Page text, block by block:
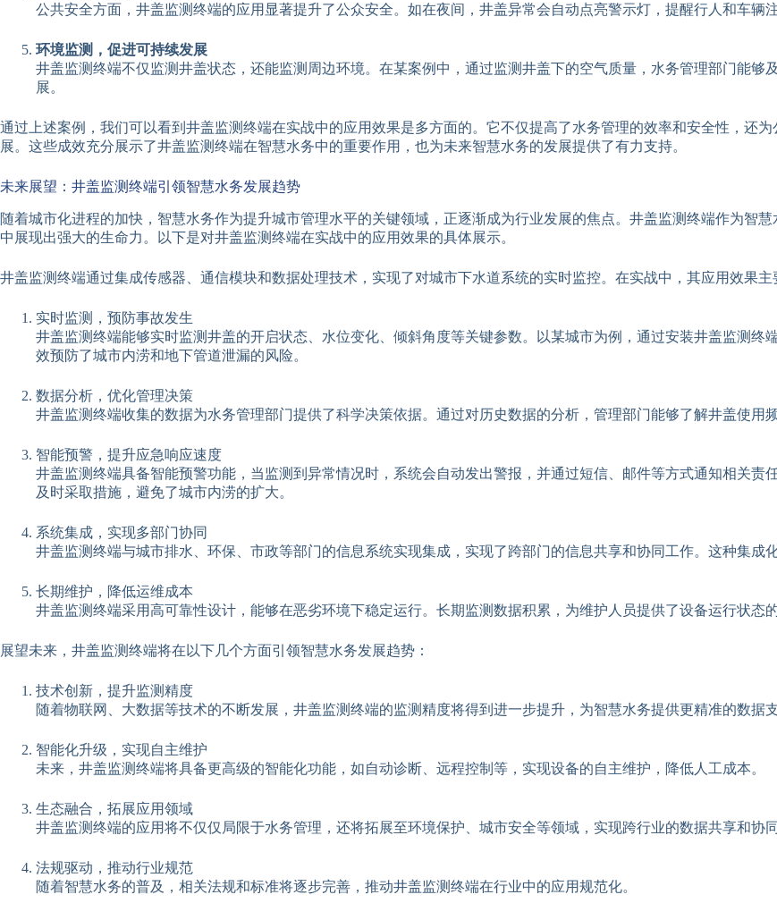
公共安全方面，井盖监测终端的应用显著提升了公众安全。如在夜间，井盖异常会自动点亮警示灯，提醒行人和车辆
环境监测，促进可持续发展
井盖监测终端不仅监测井盖状态，还能监测周边环境。在某案例中，通过监测井盖下的空气质量，水务管理部门能
展。
通过上述案例，我们可以看到井盖监测终端在实战中的应用效果是多方面的。它不仅提高了水务管理的效率和安全性，还
展。这些成效充分展示了井盖监测终端在智慧水务中的重要作用，也为未来智慧水务的发展提供了有力支持。
未来展望：井盖监测终端引领智慧水务发展趋势
随着城市化进程的加快，智慧水务作为提升城市管理水平的关键领域，正逐渐成为行业发展的焦点。井盖监测终端作为智
中展现出强大的生命力。以下是对井盖监测终端在实战中的应用效果的具体展示。
井盖监测终端通过集成传感器、通信模块和数据处理技术，实现了对城市下水道系统的实时监控。在实战中，其应用效果主
实时监测，预防事故发生
井盖监测终端能够实时监测井盖的开启状态、水位变化、倾斜角度等关键参数。以某城市为例，通过安装井盖监测
效预防了城市内涝和地下管道泄漏的风险。
数据分析，优化管理决策
井盖监测终端收集的数据为水务管理部门提供了科学决策依据。通过对历史数据的分析，管理部门能够了解井盖使用
智能预警，提升应急响应速度
井盖监测终端具备智能预警功能，当监测到异常情况时，系统会自动发出警报，并通过短信、邮件等方式通知相关
及时采取措施，避免了城市内涝的扩大。
系统集成，实现多部门协同
井盖监测终端与城市排水、环保、市政等部门的信息系统实现集成，实现了跨部门的信息共享和协同工作。这种集成
长期维护，降低运维成本
井盖监测终端采用高可靠性设计，能够在恶劣环境下稳定运行。长期监测数据积累，为维护人员提供了设备运行状态
展望未来，井盖监测终端将在以下几个方面引领智慧水务发展趋势：
技术创新，提升监测精度
随着物联网、大数据等技术的不断发展，井盖监测终端的监测精度将得到进一步提升，为智慧水务提供更精准的数据支
智能化升级，实现自主维护
未来，井盖监测终端将具备更高级的智能化功能，如自动诊断、远程控制等，实现设备的自主维护，降低人工成本。
生态融合，拓展应用领域
井盖监测终端的应用将不仅仅局限于水务管理，还将拓展至环境保护、城市安全等领域，实现跨行业的数据共享和协同
法规驱动，推动行业规范
随着智慧水务的普及，相关法规和标准将逐步完善，推动井盖监测终端在行业中的应用规范化。